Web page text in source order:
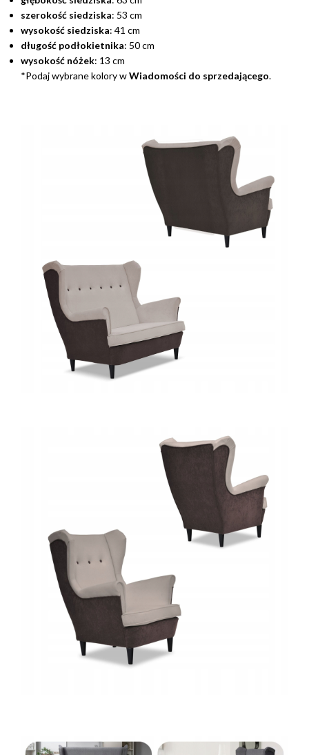
szerokość siedziska: 53 cm
wysokość siedziska: 41 cm
długość podłokietnika: 50 cm
wysokość nóżek: 13 cm
*Podaj wybrane kolory wWiadomości do sprzedającego.